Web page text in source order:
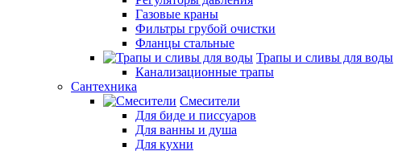
Газовые краны
Фильтры грубой очистки
Фланцы стальные
Трапы и сливы для воды
Канализационные трапы
Сантехника
Смесители
Для биде и писсуаров
Для ванны и душа
Для кухни